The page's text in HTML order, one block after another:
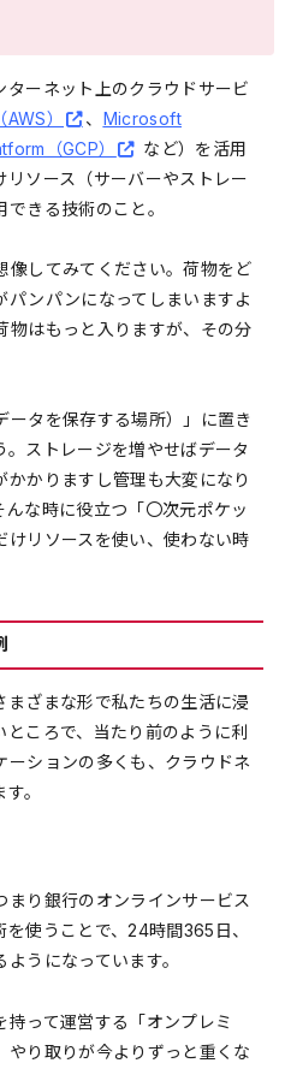
ーネット上のクラウドサービ
） 、 Microsoft
（GCP）
など）を活用
リソース（サーバーやストレー
きる技術のこと。
像してみてください。荷物をど
パンパンになってしまいますよ
物はもっと入りますが、その分
ータを保存する場所）」に置き
ストレージを増やせばデータ
かりますし管理も大変になり
な時に役立つ「〇次元ポケッ
けリソースを使い、使わない時
ざまな形で私たちの生活に浸
ころで、当たり前のように利
ーションの多くも、クラウドネ
。
まり銀行のオンラインサービス
使うことで、24時間365日、
うになっています。
って運営する「オンプレミ
やり取りが今よりずっと重くな